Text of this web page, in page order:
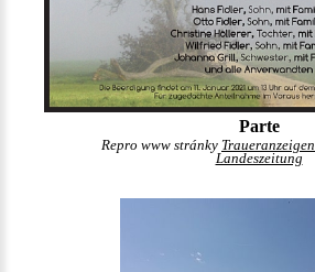
Parte
Repro www stránky
Landeszeitung